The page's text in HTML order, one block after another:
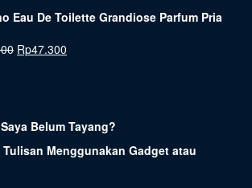
Eau De Toilette Grandiose Parfum Pria
Rp47.300
Belum Tayang?
Menggunakan Gadget atau